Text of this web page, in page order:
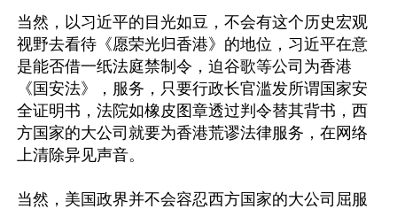
当然，以习近平的目光如豆，不会有这个历史宏观
视野去看待《愿荣光归香港》的地位，习近平在意
是能否借一纸法庭禁制令，迫谷歌等公司为香港
《国安法》，服务，只要行政长官滥发所谓国家安
全证明书，法院如橡皮图章透过判令替其背书，西
方国家的大公司就要为香港荒谬法律服务，在网络
上清除异见声音。
当然，美国政界并不会容忍西方国家的大公司屈服